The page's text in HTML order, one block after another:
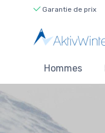
Garantie de prix
Hommes